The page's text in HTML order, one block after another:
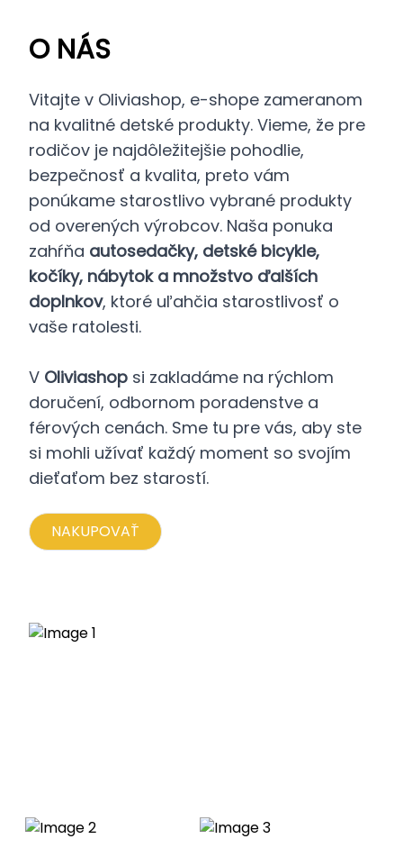
O NÁS
Vitajte v Oliviashop, e-shope zameranom
na kvalitné detské produkty. Vieme, že pre
rodičov je najdôležitejšie pohodlie,
bezpečnosť a kvalita, preto vám
ponúkame starostlivo vybrané produkty
od overených výrobcov. Naša ponuka
zahŕňa autosedačky, detské bicykle,
kočíky, nábytok a množstvo ďalších
doplnkov, ktoré uľahčia starostlivosť o
vaše ratolesti.
V Oliviashop si zakladáme na rýchlom
doručení, odbornom poradenstve a
férových cenách. Sme tu pre vás, aby ste
si mohli užívať každý moment so svojím
dieťaťom bez starostí.
NAKUPOVAŤ